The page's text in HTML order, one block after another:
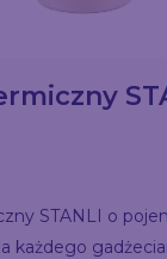
STANLI o
każdego